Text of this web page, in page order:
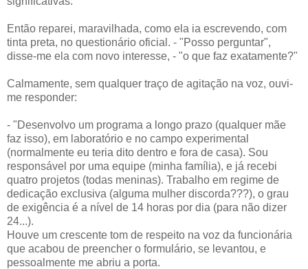
Então reparei, maravilhada, como ela ia escrevendo, com
tinta preta, no questionário oficial. - "Posso perguntar",
disse-me ela com novo interesse, - "o que faz exatamente?"
Calmamente, sem qualquer traço de agitação na voz, ouvi-
me responder:
- "Desenvolvo um programa a longo prazo (qualquer mãe
faz isso), em laboratório e no campo experimental
(normalmente eu teria dito dentro e fora de casa). Sou
responsável por uma equipe (minha família), e já recebi
quatro projetos (todas meninas). Trabalho em regime de
dedicação exclusiva (alguma mulher discorda???), o grau
de exigência é a nível de 14 horas por dia (para não dizer
24...).
Houve um crescente tom de respeito na voz da funcionária
que acabou de preencher o formulário, se levantou, e
pessoalmente me abriu a porta.